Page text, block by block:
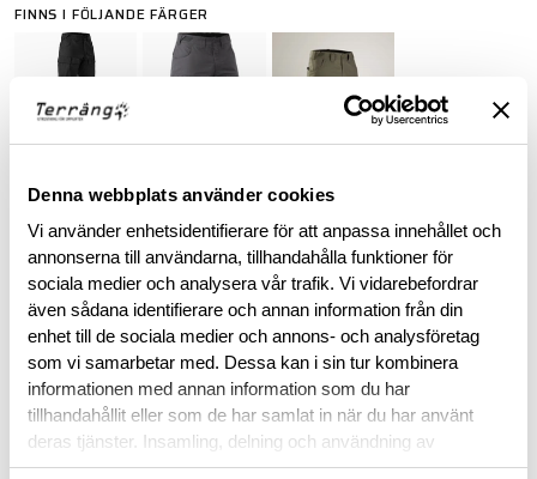
Denna webbplats använder cookies
Vi använder enhetsidentifierare för att anpassa innehållet och
annonserna till användarna, tillhandahålla funktioner för
sociala medier och analysera vår trafik. Vi vidarebefordrar
även sådana identifierare och annan information från din
enhet till de sociala medier och annons- och analysföretag
som vi samarbetar med. Dessa kan i sin tur kombinera
informationen med annan information som du har
tillhandahållit eller som de har samlat in när du har använt
deras tjänster. Insamling, delning och användning av
personuppgifter kan användas för personalisering av
FINNS I FÖLJANDE FÄRGER
ARC'TERYX LEAF PURCHASE INFORMATION
To purchase Arc'teryx LEAF products, you must provide valid
identification confirming your status as an authorized end-
user within law enforcement or military personnel. This
requirement ensures that these specialized products are
accessible to those in professional capacities where they are
intended to be utilized.